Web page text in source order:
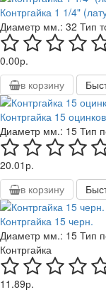
Контргайка 1 1/4"
Диаметр мм.: 32 Тип
0.00р.
в корзину
Контргайка 15
Диаметр мм.: 15 Тип
20.01р.
в корзину
Контргайка 15 черн.
Диаметр мм.: 15 Тип
Контргайка
11.89р.